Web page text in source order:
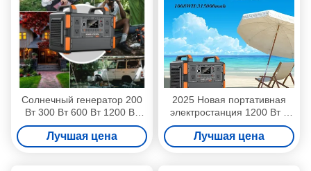
Солнечный генератор 200
Вт 300 Вт 600 Вт 1200 Вт
2500 Вт Наружный
банковский портативный
солнечный Lifepo4
Лучшая цена
2025 Новая портативная
электростанция 1200 Вт с
домашним хранилищем
энергии 1008Wh LiFePO4
батарейный солнечный
Лучшая цена